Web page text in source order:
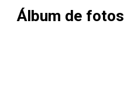
Álbum de fotos